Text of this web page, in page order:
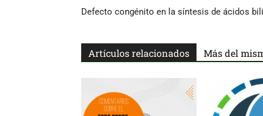
Defecto congénito en la síntesis de ácidos
Artículos relacionados Más del